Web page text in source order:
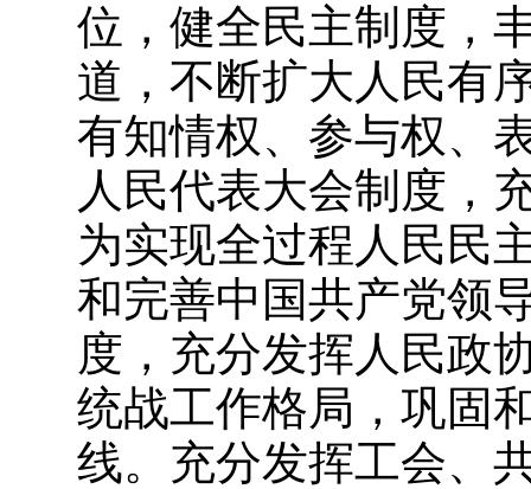
位，健全民主制度，
道，不断扩大人民有
有知情权、参与权、
人民代表大会制度，
为实现全过程人民民
和完善中国共产党领
度，充分发挥人民政
统战工作格局，巩固
线。充分发挥工会、